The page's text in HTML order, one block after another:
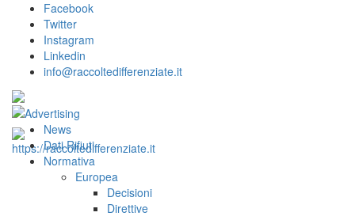
Facebook
Twitter
Instagram
Linkedin
info@raccoltedifferenziate.it
News
Dati Rifiuti
Normativa
Europea
Decisioni
Direttive